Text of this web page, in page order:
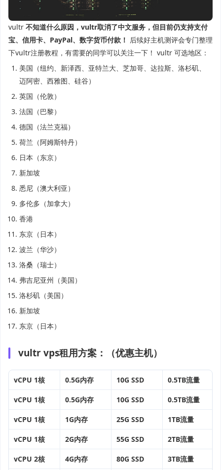
vultr 不知道什么原因，vultr取消了中文服务，但目前仍支持支付
宝、信用卡、PayPal、数字货币付款！ 后续好主机测评会专门整理
下vultr注册教程，有需要的同学可以关注一下！ vultr 可选地区：
美国（纽约、新泽西、亚特兰大、芝加哥、达拉斯、洛杉矶、
迈阿密、西雅图、硅谷）
英国（伦敦）
法国（巴黎）
德国（法兰克福）
荷兰（阿姆斯特丹）
日本（东京）
新加坡
悉尼（澳大利亚）
多伦多（加拿大）
香港
东京（日本）
波兰（华沙）
洛桑（瑞士）
弗吉尼亚州（美国）
洛杉矶（美国）
新加坡
东京（日本）
vultr vps租用方案：（优惠主机）
vCPU 1核 0.5G内存 10G SSD 0.5TB流量
vCPU 1核 0.5G内存 10G SSD 0.5TB流量
vCPU 1核 1G内存 25G SSD 1TB流量
vCPU 1核 2G内存 55G SSD 2TB流量
vCPU 2核 4G内存 80G SSD 3TB流量